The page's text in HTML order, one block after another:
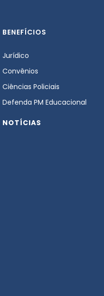
BENEFÍCIOS
Jurídico
Convênios
Ciências Policiais
Defenda PM Educacional
NOTÍCIAS